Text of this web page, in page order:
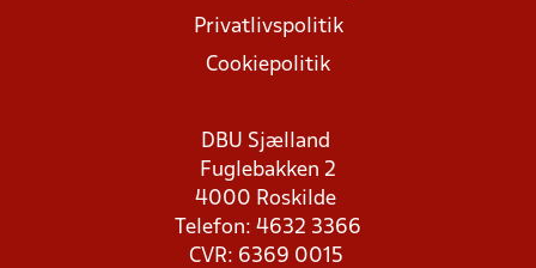
Privatlivspolitik
Cookiepolitik
DBU Sjælland
Fuglebakken 2
4000 Roskilde
Telefon: 4632 3366
CVR: 6369 0015